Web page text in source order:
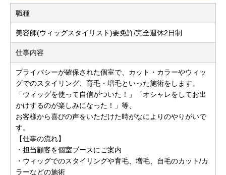
職種
美容師(ウィッグスタイリスト)要免許/完全週休2日制
仕事内容
プライバシーが確保された個室で、カット・カラーやウィッ
グでのスタイリング、育毛・増毛といった施術をします。
「ウィッグを使って自信がついた！」「オシャレをしてお出
かけするのが楽しみになった！」等、
お客様から喜びの声をいただけた時がなによりのやりがいで
す。
【仕事の流れ】
・担当顧客を個室ブースにご案内
・ウィッグでのスタイリングや育毛、増毛、自毛のカット/カ
ラーなどの施術